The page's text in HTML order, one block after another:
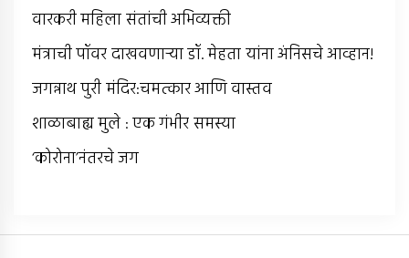
वारकरी महिला संतांची अभिव्यक्ती
मंत्राची पॉवर दाखवणार्‍या डॉ. मेहता यांना अंनिसचे आव्हान!
जगन्नाथ पुरी मंदिर:चमत्कार आणि वास्तव
शाळाबाह्य मुले : एक गंभीर समस्या
‘कोरोना’नंतरचे जग